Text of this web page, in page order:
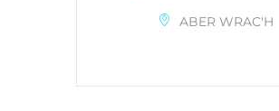
ABER WRAC'H